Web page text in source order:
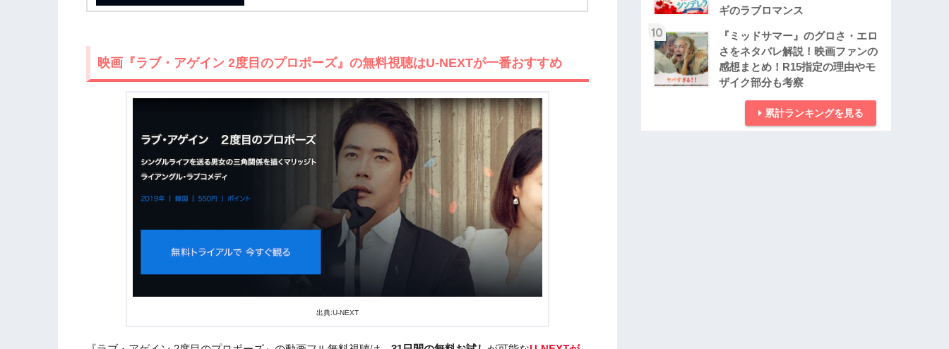
映画『ラブ・アゲイン 2度目のプロポーズ』の無料視聴はU-NEXTが一番おすすめ
出典:U-NEXT
ギのラブロマンス
10
『ミッドサマー』のグロさ・エロ
さをネタバレ解説！映画ファンの
感想まとめ！R15指定の理由やモ
ザイク部分も考察
累計ランキングを見る